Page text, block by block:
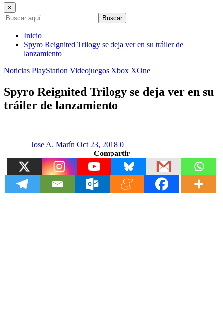
×
Buscar
Inicio
Spyro Reignited Trilogy se deja ver en su tráiler de
lanzamiento
Noticias PlayStation Videojuegos Xbox XOne
Spyro Reignited Trilogy se deja ver en su
tráiler de lanzamiento
Jose A. Marín Oct 23, 2018 0
Compartir